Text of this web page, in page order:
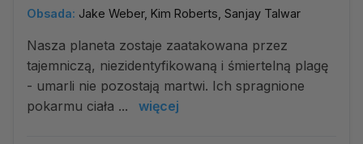
Obsada: Jake Weber, Kim Roberts, Sanjay Talwar
Nasza planeta zostaje zaatakowana przez
tajemniczą, niezidentyfikowaną i śmiertelną plagę
- umarli nie pozostają martwi. Ich spragnione
pokarmu ciała ...
więcej